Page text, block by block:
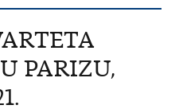
PARIZU,